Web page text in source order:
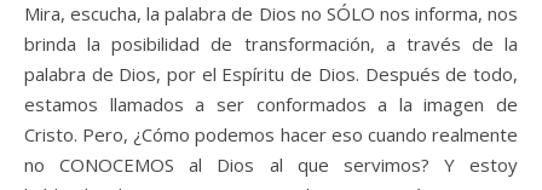
Mira, escucha, la palabra de Dios no SÓLO nos informa, nos
brinda la posibilidad de transformación, a través de la
palabra de Dios, por el Espíritu de Dios. Después de todo,
estamos llamados a ser conformados a la imagen de
Cristo. Pero, ¿Cómo podemos hacer eso cuando realmente
no CONOCEMOS al Dios al que servimos? Y estoy